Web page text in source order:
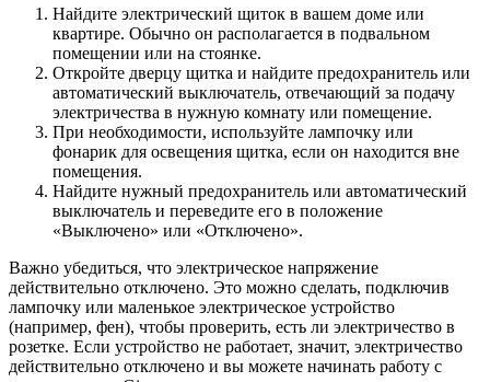
Найдите электрический щиток в вашем доме или
квартире. Обычно он располагается в подвальном
помещении или на стоянке.
Откройте дверцу щитка и найдите предохранитель или
автоматический выключатель, отвечающий за подачу
электричества в нужную комнату или помещение.
При необходимости, используйте лампочку или
фонарик для освещения щитка, если он находится вне
помещения.
Найдите нужный предохранитель или автоматический
выключатель и переведите его в положение
«Выключено» или «Отключено».
Важно убедиться, что электрическое напряжение
действительно отключено. Это можно сделать, подключив
лампочку или маленькое электрическое устройство
(например, фен), чтобы проверить, есть ли электричество в
розетке. Если устройство не работает, значит, электричество
действительно отключено и вы можете начинать работу с